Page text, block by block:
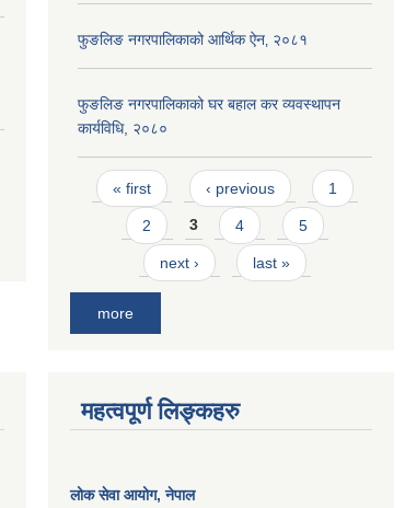
फुङलिङ नगरपालिकाको आर्थिक ऐन‚ २०८१
फुङलिङ नगरपालिकाको घर बहाल कर व्यवस्थापन
कार्यविधि, २०८०
Pages
« first ‹ previous 1
2 3 4 5
next › last »
more
महत्वपूर्ण लिङ्कहरु
लोक सेवा आयोग, नेपाल